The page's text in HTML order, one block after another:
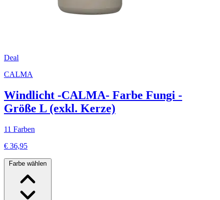
Deal
CALMA
Windlicht -CALMA- Farbe Fungi -
Größe L (exkl. Kerze)
11 Farben
€ 36,95
Farbe wählen